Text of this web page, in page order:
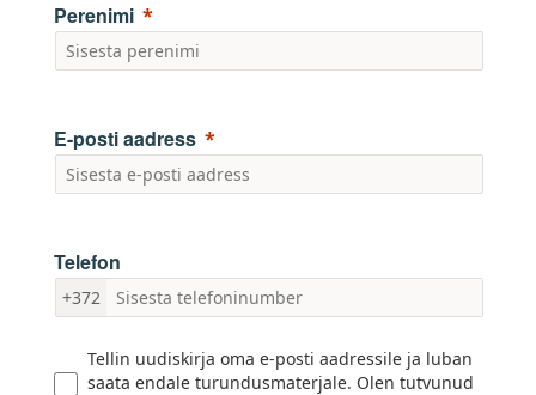
Perenimi
E-posti aadress
Telefon
+372
Tellin uudiskirja oma e-posti aadressile ja luban
saata endale turundusmaterjale. Olen tutvunud